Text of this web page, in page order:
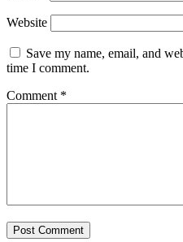
Website
Save my name, email, and
time I comment.
Comment *